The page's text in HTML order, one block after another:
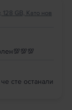
GB, Като нов
сте останали